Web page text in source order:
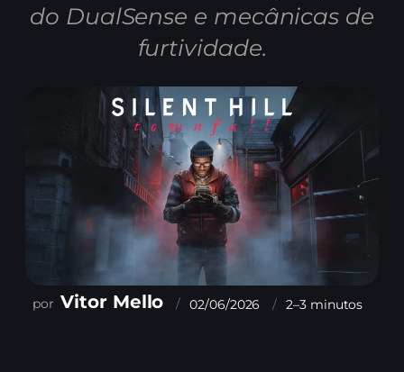
do DualSense e mecânicas de
furtividade.
Vitor Mello 02/06/2026 2–3 minutos